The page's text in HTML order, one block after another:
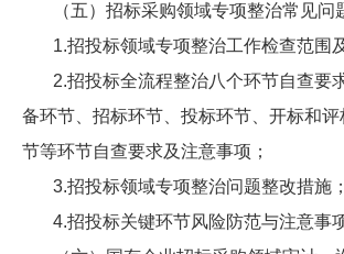
（五）招标采购领域专项整治常见问
1.招投标领域专项整治工作检查范围
2.招投标全流程整治八个环节自查要
备环节、招标环节、投标环节、开标和
节等环节自查要求及注意事项；
3.招投标领域专项整治问题整改措施；
4.招投标关键环节风险防范与注意事项